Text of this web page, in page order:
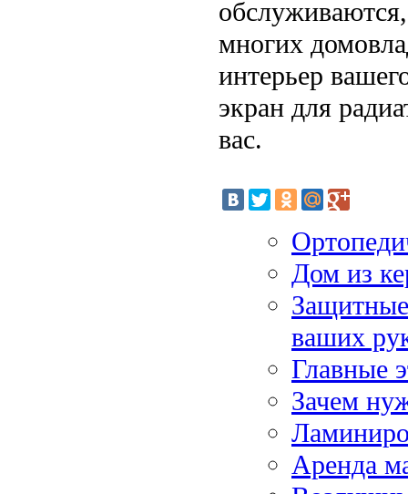
многих
интерьер
экран для
вас.
Дом из
ваших
Главные
Зачем
Аренда